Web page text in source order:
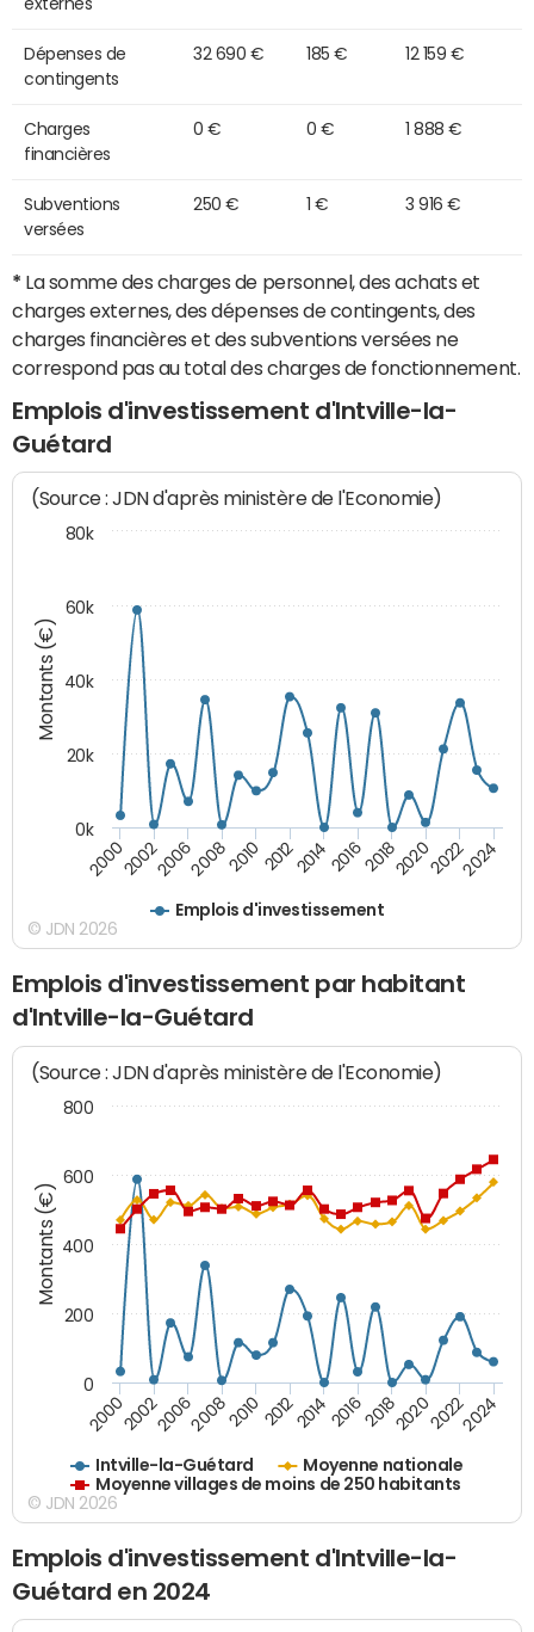
externes
Dépenses de
contingents
32 690 € 185 € 12 159 €
Charges
financières
0 € 0 € 1 888 €
Subventions
versées
250 € 1 € 3 916 €
* La somme des charges de personnel, des achats et
charges externes, des dépenses de contingents, des
charges financières et des subventions versées ne
correspond pas au total des charges de fonctionnement.
Emplois d'investissement d'Intville-la-
Guétard
Montants (€)
(Source : JDN d'après ministère de l'Economie)
Emplois d'investissement
20002002200620082010 2012201420162018202020222024
0k
20k
40k
60k
80k
© JDN 2026
Emplois d'investissement par habitant
d'Intville-la-Guétard
Montants (€)
(Source : JDN d'après ministère de l'Economie)
Intville-la-Guétard
Moyenne nationale
Moyenne villages de moins de 250 habitants
20002002200620082010 2012201420162018202020222024
0
200
400
600
800
© JDN 2026
Emplois d'investissement d'Intville-la-
Guétard en 2024